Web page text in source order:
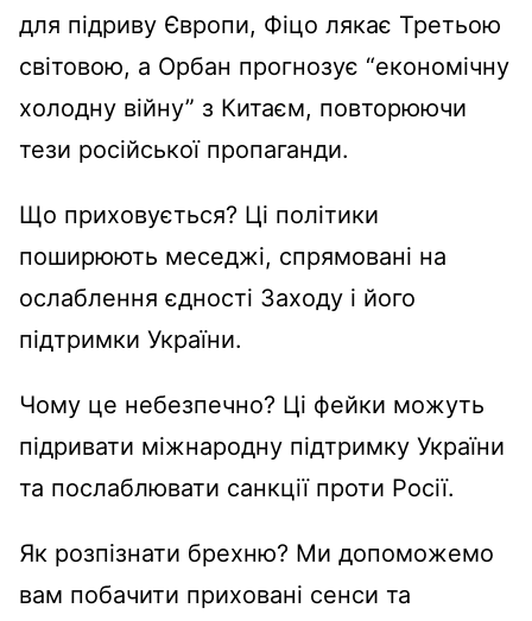
для підриву Європи, Фіцо лякає Третьою
світовою, а Орбан прогнозує “економічну
холодну війну” з Китаєм, повторюючи
тези російської пропаганди.
Що приховується? Ці політики
поширюють меседжі, спрямовані на
ослаблення єдності Заходу і його
підтримки України.
Чому це небезпечно? Ці фейки можуть
підривати міжнародну підтримку України
та послаблювати санкції проти Росії.
Як розпізнати брехню? Ми допоможемо
вам побачити приховані сенси та